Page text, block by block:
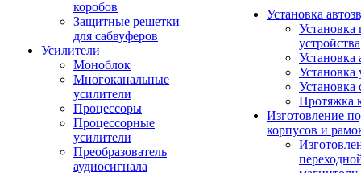
коробов
Защитные решетки
для сабвуферов
Усилители
Моноблок
Многоканальные
усилители
Процессоры
Процессорные
усилители
Преобразователь
аудиосигнала
Установка
Установка
устройства
Установка
Установка
Установка
Протяжка
Изготовление
корпусов и